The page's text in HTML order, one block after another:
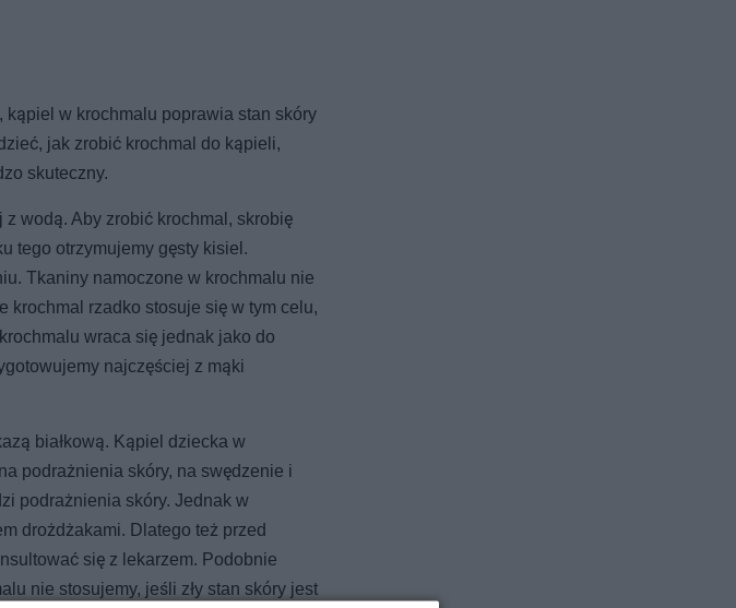
kąpiel w krochmalu poprawia stan skóry
jak zrobić krochmal do kąpieli,
skuteczny.
wodą. Aby zrobić krochmal, skrobię
tego otrzymujemy gęsty kisiel.
Tkaniny namoczone w krochmalu nie
krochmal rzadko stosuje się w tym celu,
wraca się jednak jako do
najczęściej z mąki
białkową. Kąpiel dziecka w
podrażnienia skóry, na swędzenie i
podrażnienia skóry. Jednak w
drożdżakami. Dlatego też przed
się z lekarzem. Podobnie
nie stosujemy, jeśli zły stan skóry jest